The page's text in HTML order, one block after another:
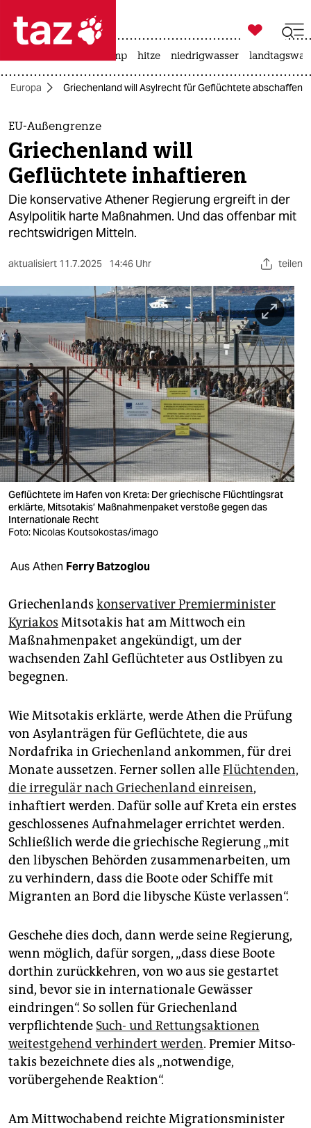
 taz zahl ich
taz zahl ich
themen
politik
öko
gesellschaft
sport
berlin
nord
wahrheit
verlag
verlag
veranstaltungen
shop
fragen & hilfe
abo
genossenschaft
epaper login

taz zahl ich
usa unter trump hitze niedrigwasser
Europa Griechenland will Asylrecht für Geflüchtete abschaffen
EU-Außengrenze
Griechenland will
Geflüchtete inhaftieren
Die konservative Athener Regierung ergreift in der
Asylpolitik harte Maßnahmen. Und das offenbar mit
rechtswidrigen Mitteln.
aktualisiert 11.7.2025 14:46 Uhr teilen
Geflüchtete im Hafen von Kreta: Der griechische Flüchtlingsrat
erklärte, Mitsotakis’ Maßnahmenpaket verstoße gegen das
Internationale Recht
Foto: Nicolas Koutsokostas/imago
Aus Athen Ferry Batzoglou
Griechenlands konservativer Premierminister
Kyriakos Mitsotakis hat am Mittwoch ein
Maßnahmenpaket angekündigt, um der
wachsenden Zahl Geflüchteter aus Ostlibyen zu
begegnen.
Wie Mitsotakis erklärte, werde Athen die Prüfung
von Asylanträgen für Geflüchtete, die aus
Nordafrika in Griechenland ankommen, für drei
Monate aussetzen. Ferner sollen alleFlüchtenden,
die irregulär nach Griechenland einreisen,
inhaftiert werden. Dafür solle auf Kreta ein erstes
geschlossenes Aufnahmelager errichtet werden.
Schließlich werde die griechische Regierung „mit
den libyschen Behörden zusammenarbeiten, um
zu verhindern, dass die Boote oder Schiffe mit
Migranten an Bord die libysche Küste verlassen“.
Geschehe dies doch, dann werde seine Regierung,
wenn möglich, dafür sorgen, „dass diese Boote
dorthin zurückkehren, von wo aus sie gestartet
sind, bevor sie in internationale Gewässer
eindringen“. So sollen für Griechenland
verpflichtende Such- und Rettungsaktionen
weitestgehend verhindert werden. Premier Mitso­
ta­kis bezeichnete dies als „notwendige,
vorübergehende Reaktion“.
Am Mittwochabend reichte Migrationsminister